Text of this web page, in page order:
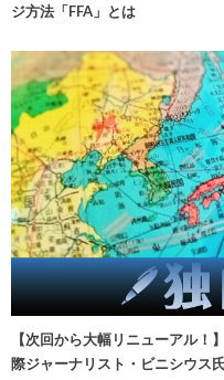
ジ方法「FFA」とは
【次回から大幅リニューアル
際ジャーナリスト・ビニシウス